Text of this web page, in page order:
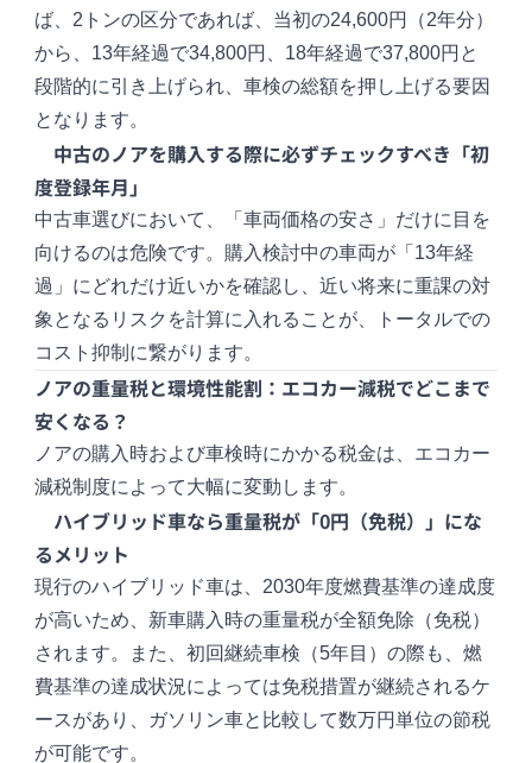
ば、2トンの区分であれば、当初の24,600円（2年分）
から、13年経過で34,800円、18年経過で37,800円と
段階的に引き上げられ、車検の総額を押し上げる要因
となります。
中古のノアを購入する際に必ずチェックすべき「初
度登録年月」
中古車選びにおいて、「車両価格の安さ」だけに目を
向けるのは危険です。購入検討中の車両が「13年経
過」にどれだけ近いかを確認し、近い将来に重課の対
象となるリスクを計算に入れることが、トータルでの
コスト抑制に繋がります。
ノアの重量税と環境性能割：エコカー減税でどこまで
安くなる？
ノアの購入時および車検時にかかる税金は、エコカー
減税制度によって大幅に変動します。
ハイブリッド車なら重量税が「0円（免税）」にな
るメリット
現行のハイブリッド車は、2030年度燃費基準の達成度
が高いため、新車購入時の重量税が全額免除（免税）
されます。また、初回継続車検（5年目）の際も、燃
費基準の達成状況によっては免税措置が継続されるケ
ースがあり、ガソリン車と比較して数万円単位の節税
が可能です。